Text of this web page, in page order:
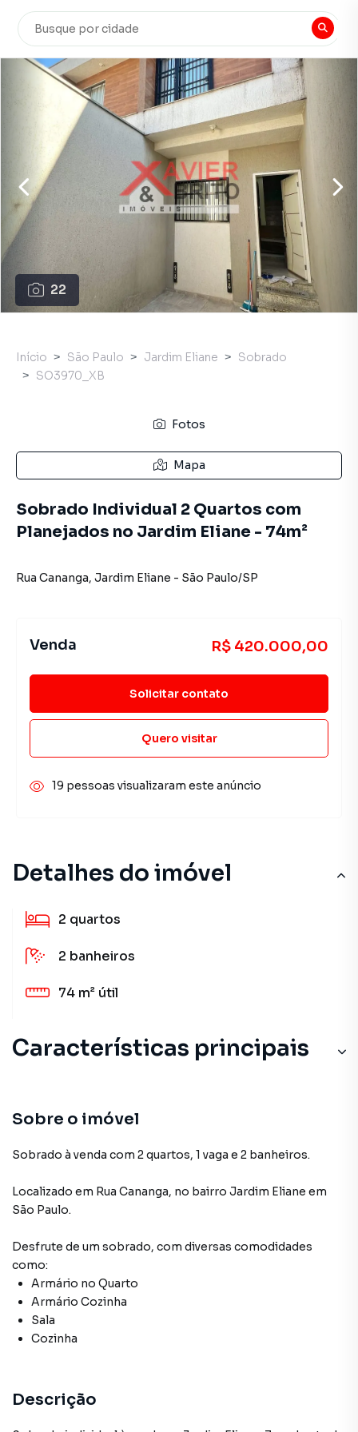
22
Detalhes do imóvel
2 quartos
2 banheiros
74 m² útil
Características principais
Sobre o imóvel
Sobrado à venda com 2 quartos, 1 vaga e 2 banheiros.
Localizado em Rua Cananga, no bairro Jardim Eliane em
São Paulo.
Desfrute de um sobrado, com diversas comodidades
como:
Armário no Quarto
Armário Cozinha
Sala
Cozinha
Descrição
Início São Paulo Jardim Eliane
Sobrado
SO3970_XB
Fotos
Mapa
Sobrado Individual 2 Quartos com
Planejados no Jardim Eliane - 74m²
Rua Cananga, Jardim Eliane - São Paulo/SP
Venda R$ 420.000,00
Solicitar contato
Quero visitar
19 pessoas visualizaram este anúncio